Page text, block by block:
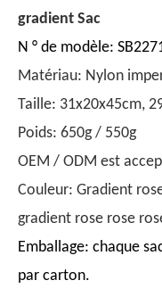
gradient Sac
N ° de modèle:
Matériau: Nylon
Taille: 31x20x45cm,
Poids: 650g / 550g
OEM / ODM est
Couleur: Gradient
gradient rose rose
Emballage: chaque
par carton.